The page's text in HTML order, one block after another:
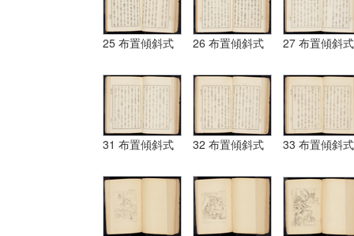
25 布置傾斜式 26 布置傾斜式 27 布置傾斜式
31 布置傾斜式 32 布置傾斜式 33 布置傾斜式